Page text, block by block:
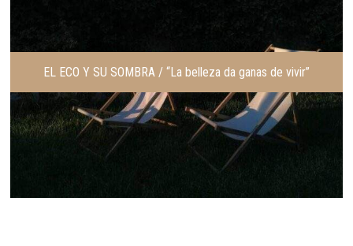
EL ECO Y SU SOMBRA / “La belleza da ganas de vivir”